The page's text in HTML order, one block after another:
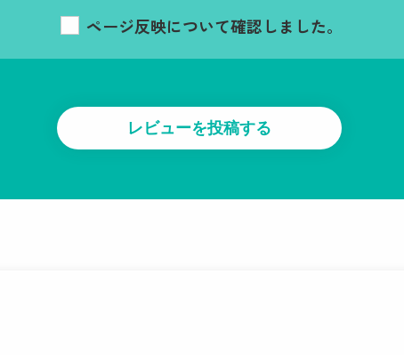
ページ反映について確認しました。